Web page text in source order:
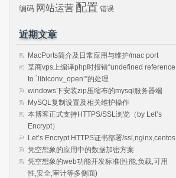
编码 网站运营 配置 错误
近期文章
MacPorts简介及日常应用与维护/mac port
某商vps上编译php时报错“undefined reference
to `libiconv_open’”的处理
windows下安装zip压缩布的mysql服务器端
MySQL复制设置及相关维护操作
本博客正式支持HTTPS/SSL浏览（by Let’s
Encrypt）
Let’s Encrypt HTTPS证书部署/ssl,nginx,centos
凭空想象的应用中的数据加密方案
凭空想象的web功能开发标准(性能,负载,可用
性,安全,审计等多侧面)